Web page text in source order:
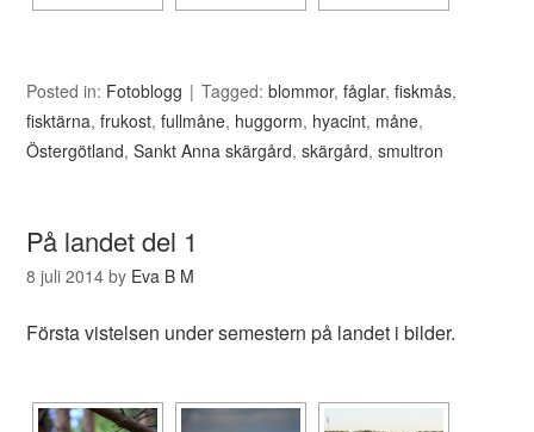
Posted in: Fotoblogg Tagged:blommor,fåglar,fiskmås,
fisktärna,frukost,fullmåne, huggorm, hyacint, måne,
Östergötland,Sankt Anna skärgård,skärgård,smultron
På landet del 1
8 juli 2014 by Eva B M
Första vistelsen under semestern på landet i bilder.